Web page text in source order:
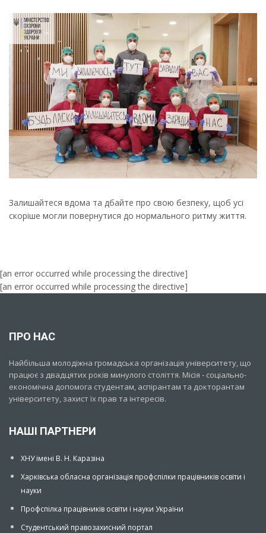
Залишайтеся вдома та дбайте про свою безпеку, щоб усі
скоріше могли повернутися до нормального ритму життя.
[an error occurred while processing the directive]
[an error occurred while processing the directive]
ПРО НАС
Найбільша молодіжна громадська організація університету, що
працює з двадцятих років минулого століття. Місія - соціально-
економічна допомога студентам, аспірантам та докторантам
університету, захист їх прав та інтересів.
НАШІ ПАРТНЕРИ
ХНУ імені В. Н. Каразіна
Харківська обласна організація профспілки працівників освіти і
науки
Профспілка працівників освіти і науки України
Студентський правозахисний портал